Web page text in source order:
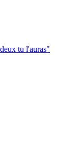
tu l'auras"